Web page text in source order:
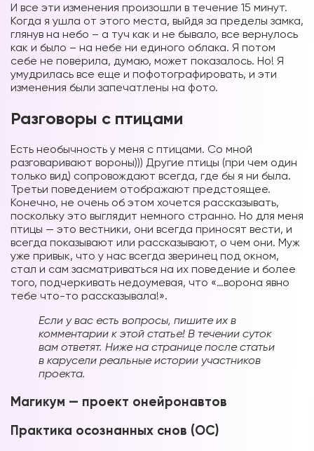
И все эти изменения произошли в течение 15 минут.
Когда я ушла от этого места, выйдя за пределы замка,
глянув на небо – а туч как и не бывало, все вернулось
как и было – на небе ни единого облака. Я потом
себе не поверила, думаю, может показалось. Но! Я
умудрилась все еще и пофотографировать, и эти
изменения были запечатлены на фото.
Разговоры с птицами
Есть необычность у меня с птицами. Со мной
разговаривают вороны))) Другие птицы (при чем один
только вид) сопровождают всегда, где бы я ни была.
Третьи поведением отображают предстоящее.
Конечно, не очень об этом хочется рассказывать,
поскольку это выглядит немного странно. Но для меня
птицы — это вестники, они всегда приносят вести, и
всегда показывают или рассказывают, о чем они. Муж
уже привык, что у нас всегда зверинец под окном,
стал и сам засматриваться на их поведение и более
того, подчеркивать недоумевая, что «…ворона явно
тебе что-то рассказывала!».
Если у вас есть вопросы, пишите их в
комментарии к этой статье! В течении суток
вам ответят. Ниже на странице после статьи
в карусели реальные истории участников
проекта.
Магикум — проект онейронавтов
Практика осознанных снов (ОС)